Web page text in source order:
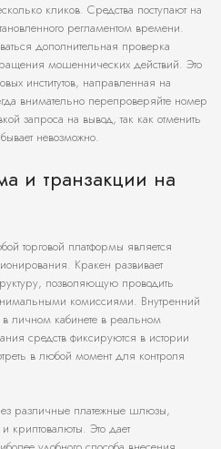
кликов. Средства поступают на
регламентом времени.
дополнительная проверка
мошеннических действий. Это
институтов, направленная на
внимательно перепроверяйте номер
запроса на вывод, так как отменить
невозможно.
и транзакции на
торговой платформы является
Кракен развивает
позволяющую проводить
комиссиями. Внутренний
в личном кабинете в реальном
средств фиксируются в истории
в любой момент для контроля
различные платежные шлюзы,
Это дает